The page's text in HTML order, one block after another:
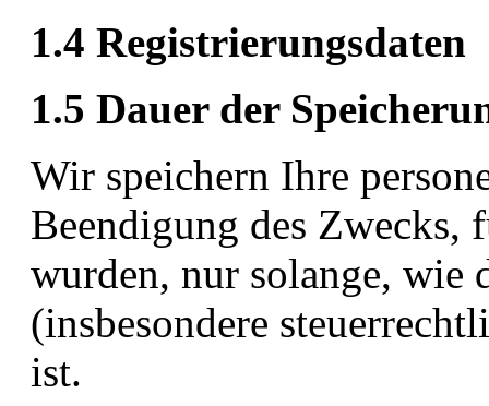
1.4 Registrierungsdaten
1.5 Dauer der
Wir speichern Ihre
Beendigung des Zwecks,
wurden, nur solange, wie
(insbesondere
ist.